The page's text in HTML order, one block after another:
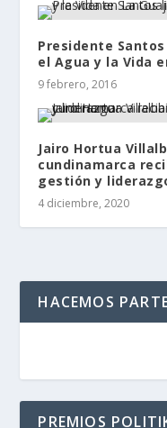
Presidente
el Agua y la Vida
9 febrero, 2016
Jairo Hortua
cundinamarca
gestión y
4 diciembre, 2020
HACEMOS
PREMIOS